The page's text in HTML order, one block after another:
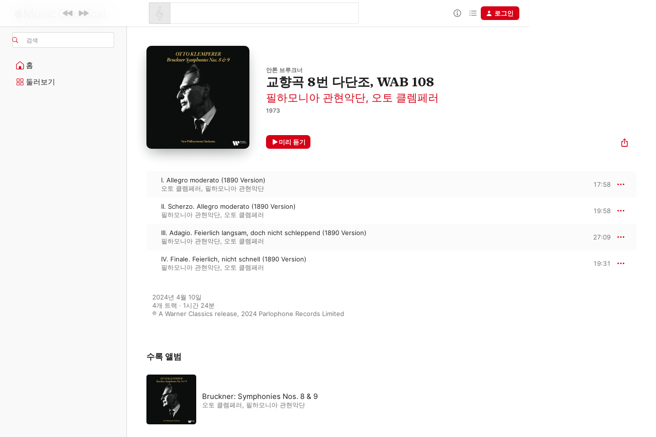
검색
홈
둘러보기
로그인
안톤 브루크너
교향곡 8번 다단조, WAB 108
필하모니아 관현악단, 오토 클렘페러
1973
미리 듣기
I. Allegro moderato (1890 Version)
오토 클렘페러 , 필하모니아 관현악단
17:58
II. Scherzo. Allegro moderato (1890 Version)
필하모니아 관현악단, 오토 클렘페러
19:58
III. Adagio. Feierlich langsam, doch nicht schleppend (1890 Version)
필하모니아 관현악단, 오토 클렘페러
27:09
IV. Finale. Feierlich, nicht schnell (1890 Version)
필하모니아 관현악단, 오토 클렘페러
19:31
2024년 4월 10일
4개 트랙 · 1시간 24분
℗ A Warner Classics release, 2024 Parlophone Records Limited
수록 앨범
Bruckner: Symphonies Nos. 8 & 9
오토 클렘페러 , 필하모니아 관현악단